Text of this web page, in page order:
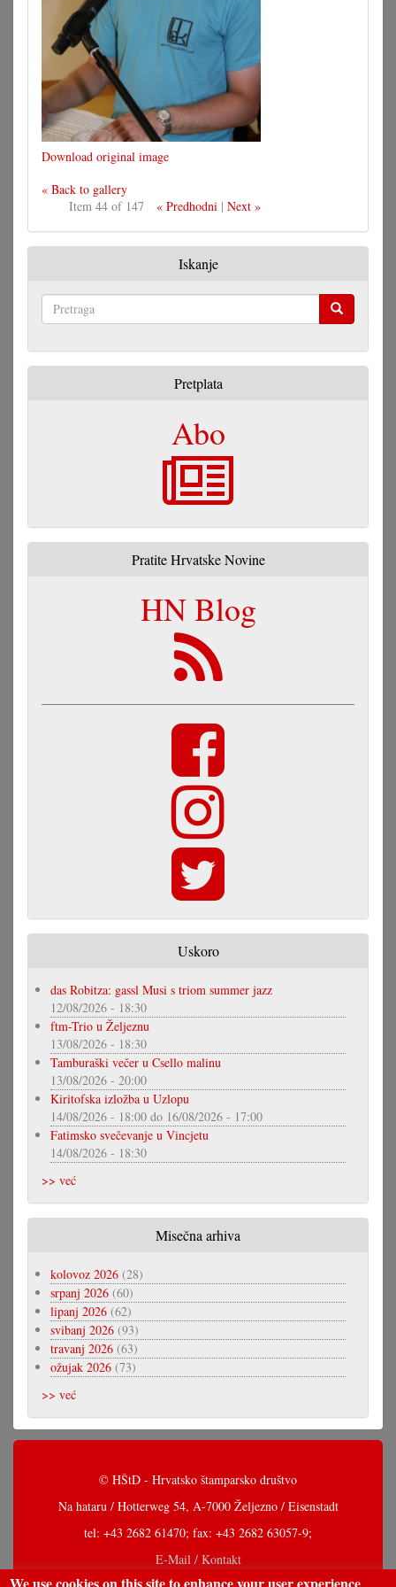
Download original image
« Back to gallery
Item 44 of 147
« Predhodni | Next »
Iskanje
Pretplata
Abo
Pratite Hrvatske Novine
HN Blog
Uskoro
das Robitza: gassl Musi s triom summer jazz
12/08/2026 - 18:30
ftm-Trio u Željeznu
13/08/2026 - 18:30
Tamburaški večer u Csello malinu
13/08/2026 - 20:00
Kiritofska izložba u Uzlopu
14/08/2026 - 18:00 do 16/08/2026 - 17:00
Fatimsko svečevanje u Vincjetu
14/08/2026 - 18:30
>> već
Misečna arhiva
kolovoz 2026 (28)
srpanj 2026 (60)
lipanj 2026 (62)
svibanj 2026 (93)
travanj 2026 (63)
ožujak 2026 (73)
>> već
© HŠtD - Hrvatsko štamparsko društvo
Na hataru / Hotterweg 54, A-7000 Željezno / Eisenstadt
tel: +43 2682 61470; fax: +43 2682 63057-9;
E-Mail / Kontakt